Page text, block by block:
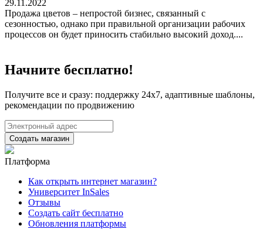
29.11.2022
Продажа цветов – непростой бизнес, связанный с
сезонностью, однако при правильной организации рабочих
процессов он будет приносить стабильно высокий доход....
Начните бесплатно!
Получите все и сразу: поддержку 24х7, адаптивные шаблоны,
рекомендации по продвижению
Создать магазин
Платформа
Как открыть интернет магазин?
Университет InSales
Отзывы
Создать сайт бесплатно
Обновления платформы